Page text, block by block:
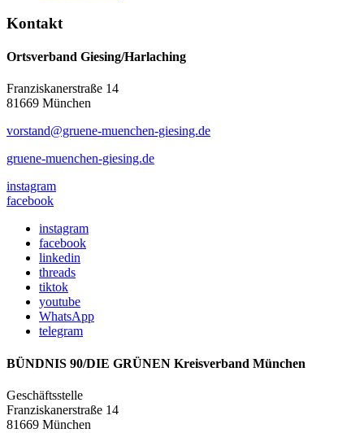
Kontakt
Ortsverband Giesing/Harlaching
Franziskanerstraße 14
81669 München
vorstand@gruene-muenchen-giesing.de
gruene-muenchen-giesing.de
instagram
facebook
instagram
facebook
linkedin
threads
tiktok
youtube
WhatsApp
telegram
BÜNDNIS 90/DIE GRÜNEN Kreisverband München
Geschäftsstelle
Franziskanerstraße 14
81669 München